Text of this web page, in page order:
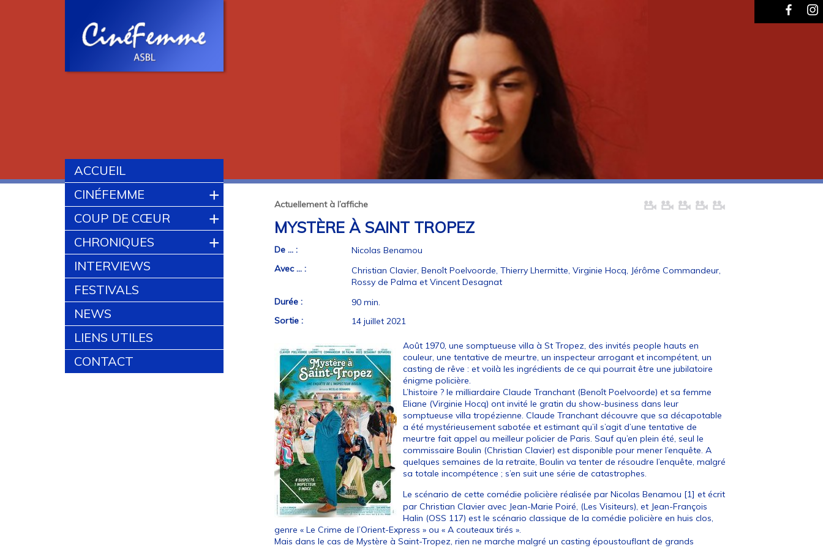
ACCUEIL
CINÉFEMME
+
COUP DE CŒUR +
CHRONIQUES +
INTERVIEWS
FESTIVALS
NEWS
LIENS UTILES
CONTACT
Actuellement à l’affiche
MYSTÈRE À SAINT TROPEZ
De ... :
Nicolas Benamou
Avec ... :
Christian Clavier, Benoît Poelvoorde, Thierry Lhermitte, Virginie Hocq, Jérôme Commandeur,
Rossy de Palma et Vincent Desagnat
Durée :
90 min.
Sortie :
14 juillet 2021
Août 1970, une somptueuse villa à St Tropez, des invités people hauts en
couleur, une tentative de meurtre, un inspecteur arrogant et incompétent, un
casting de rêve : et voilà les ingrédients de ce qui pourrait être une jubilatoire
énigme policière.
L’histoire ? le milliardaire Claude Tranchant (Benoît Poelvoorde) et sa femme
Eliane (Virginie Hocq) ont invité le gratin du show-business dans leur
somptueuse villa tropézienne. Claude Tranchant découvre que sa décapotable
a été mystérieusement sabotée et estimant qu’il s’agit d’une tentative de
meurtre fait appel au meilleur policier de Paris. Sauf qu’en plein été, seul le
commissaire Boulin (Christian Clavier) est disponible pour mener l’enquête. A
quelques semaines de la retraite, Boulin va tenter de résoudre l’enquête, malgré
sa totale incompétence ; s’en suit une série de catastrophes.
Le scénario de cette comédie policière réalisée par Nicolas Benamou [1] et écrit
par Christian Clavier avec Jean-Marie Poiré, (Les Visiteurs), et Jean-François
Halin (OSS 117) est le scénario classique de la comédie policière en huis clos,
genre « Le Crime de l’Orient-Express » ou « A couteaux tirés ».
Mais dans le cas de Mystère à Saint-Tropez, rien ne marche malgré un casting époustouflant de grands